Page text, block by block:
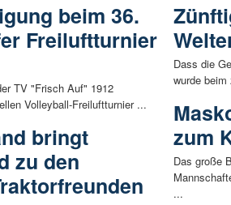
beim 36.
Freiluftturnier
TV "Frisch Auf" 1912
Volleyball-Freiluftturnier ...
bringt
zu den
Dass die
wurde
zum
Das große
...